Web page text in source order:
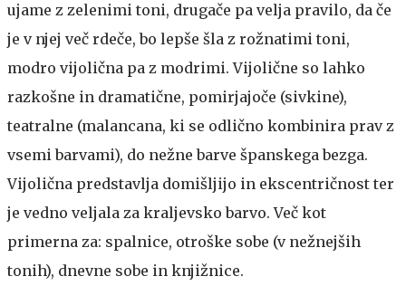
ujame z zelenimi toni, drugače pa velja pravilo, da če
je v njej več rdeče, bo lepše šla z rožnatimi toni,
modro vijolična pa z modrimi. Vijolične so lahko
razkošne in dramatične, pomirjajoče (sivkine),
teatralne (malancana, ki se odlično kombinira prav z
vsemi barvami), do nežne barve španskega bezga.
Vijolična predstavlja domišljijo in ekscentričnost ter
je vedno veljala za kraljevsko barvo. Več kot
primerna za: spalnice, otroške sobe (v nežnejših
tonih), dnevne sobe in knjižnice.